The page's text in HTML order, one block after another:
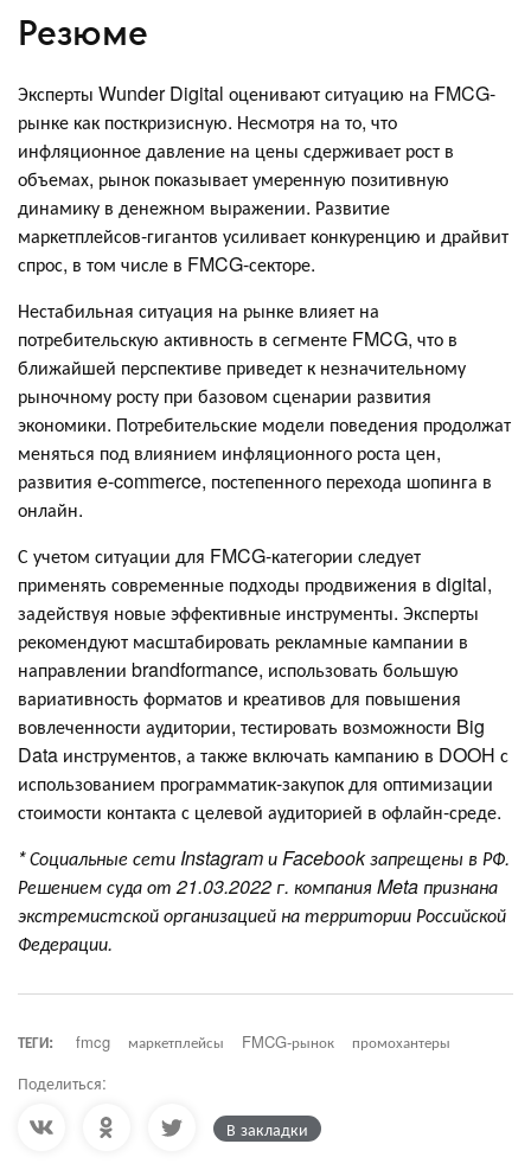
Резюме
Эксперты Wunder Digital оценивают ситуацию на FMCG-
рынке как посткризисную. Несмотря на то, что
инфляционное давление на цены сдерживает рост в
объемах, рынок показывает умеренную позитивную
динамику в денежном выражении. Развитие
маркетплейсов-гигантов усиливает конкуренцию и драйвит
спрос, в том числе в FMCG-секторе.
Нестабильная ситуация на рынке влияет на
потребительскую активность в сегменте FMCG, что в
ближайшей перспективе приведет к незначительному
рыночному росту при базовом сценарии развития
экономики. Потребительские модели поведения продолжат
меняться под влиянием инфляционного роста цен,
развития e-commerce, постепенного перехода шопинга в
онлайн.
С учетом ситуации для FMCG-категории следует
применять современные подходы продвижения в digital,
задействуя новые эффективные инструменты. Эксперты
рекомендуют масштабировать рекламные кампании в
направлении brandformance, использовать большую
вариативность форматов и креативов для повышения
вовлеченности аудитории, тестировать возможности Big
Data инструментов, а также включать кампанию в DOOH с
использованием программатик-закупок для оптимизации
стоимости контакта с целевой аудиторией в офлайн-среде.
* Социальные сети Instagram и Facebook запрещены в РФ.
Решением суда от 21.03.2022 г. компания Meta признана
экстремистской организацией на территории Российской
Федерации.
ТЕГИ: fmcg маркетплейсы FMCG-рынок промохантеры
Поделиться:
В закладки